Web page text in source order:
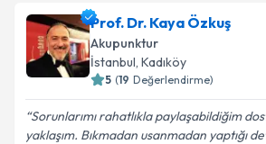
Prof. Dr. Kaya Özkuş
Akupunktur
İstanbul, Kadıköy
5 (19 Değerlendirme)
Sorunlarımı rahatlıkla paylaşabildiğim
yaklaşım. Bıkmadan usanmadan yaptığı